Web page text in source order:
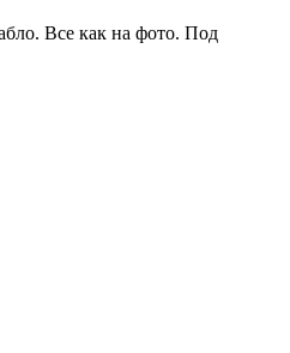
Все как на фото. Под